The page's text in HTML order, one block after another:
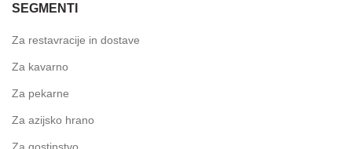
SEGMENTI
Za restavracije in dostave
Za kavarno
Za pekarne
Za azijsko hrano
Za gostinstvo